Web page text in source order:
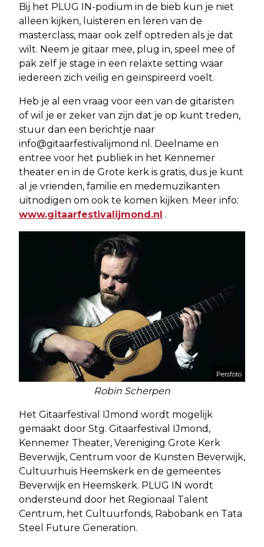
Bij het PLUG IN-podium in de bieb kun je niet
alleen kijken, luisteren en leren van de
masterclass, maar ook zelf optreden als je dat
wilt. Neem je gitaar mee, plug in, speel mee of
pak zelf je stage in een relaxte setting waar
iedereen zich veilig en geïnspireerd voelt.
Heb je al een vraag voor een van de gitaristen
of wil je er zeker van zijn dat je op kunt treden,
stuur dan een berichtje naar
info@gitaarfestivalijmond.nl . Deelname en
entree voor het publiek in het Kennemer
theater en in de Grote kerk is gratis, dus je kunt
al je vrienden, familie en medemuzikanten
uitnodigen om ook te komen kijken. Meer info:
www.gitaarfestivalijmond.nl .
Persfoto
Robin Scherpen
Het Gitaarfestival IJmond wordt mogelijk
gemaakt door Stg. Gitaarfestival IJmond,
Kennemer Theater, Vereniging Grote Kerk
Beverwijk, Centrum voor de Kunsten Beverwijk,
Cultuurhuis Heemskerk en de gemeentes
Beverwijk en Heemskerk. PLUG IN wordt
ondersteund door het Regionaal Talent
Centrum, het Cultuurfonds, Rabobank en Tata
Steel Future Generation.